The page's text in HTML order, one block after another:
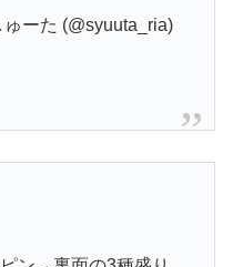
ーた (@syuuta_ria)